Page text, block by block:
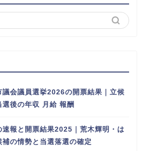
議会議員選挙2026の開票結果｜立候
選後の年収 月給 報酬
速報と開票結果2025｜荒木輝明・は
補の情勢と当選落選の確定